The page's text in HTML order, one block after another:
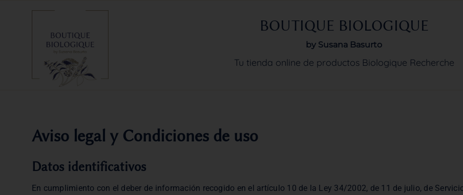
BOUTIQUE BIOLOGIQUE
by Susana Basurto
Tu tienda online de productos Biologique Recherche
Aviso legal y Condiciones de uso
Datos identificativos
En cumplimiento con el deber de información recogido en el artículo 10 de la Ley 34/2002, de 11 de julio, de